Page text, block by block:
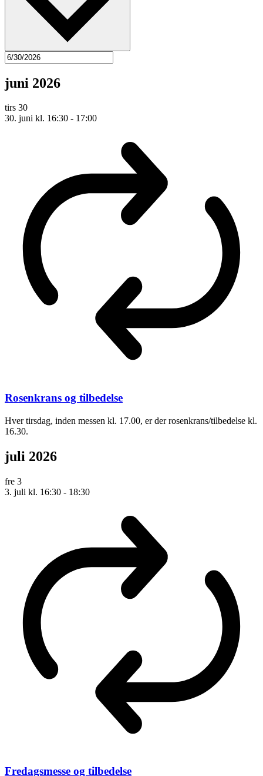
juni 2026
tirs 30
30. juni kl. 16:30 - 17:00
Rosenkrans og tilbedelse
Hver tirsdag, inden messen kl. 17.00, er der rosenkrans/tilbedelse kl.
16.30.
juli 2026
fre 3
3. juli kl. 16:30 - 18:30
Fredagsmesse og tilbedelse